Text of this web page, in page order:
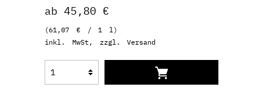
ab 45,80 €
(61,07 € / 1 l)
inkl. MwSt, zzgl. Versand